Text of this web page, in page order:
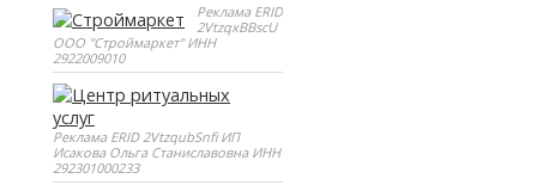
Реклама ERID
2VtzqxBBscU
ООО "Строймаркет" ИНН
2922009010
Реклама ERID 2VtzqubSnfi ИП
Исакова Ольга Станиславовна ИНН
292301000233